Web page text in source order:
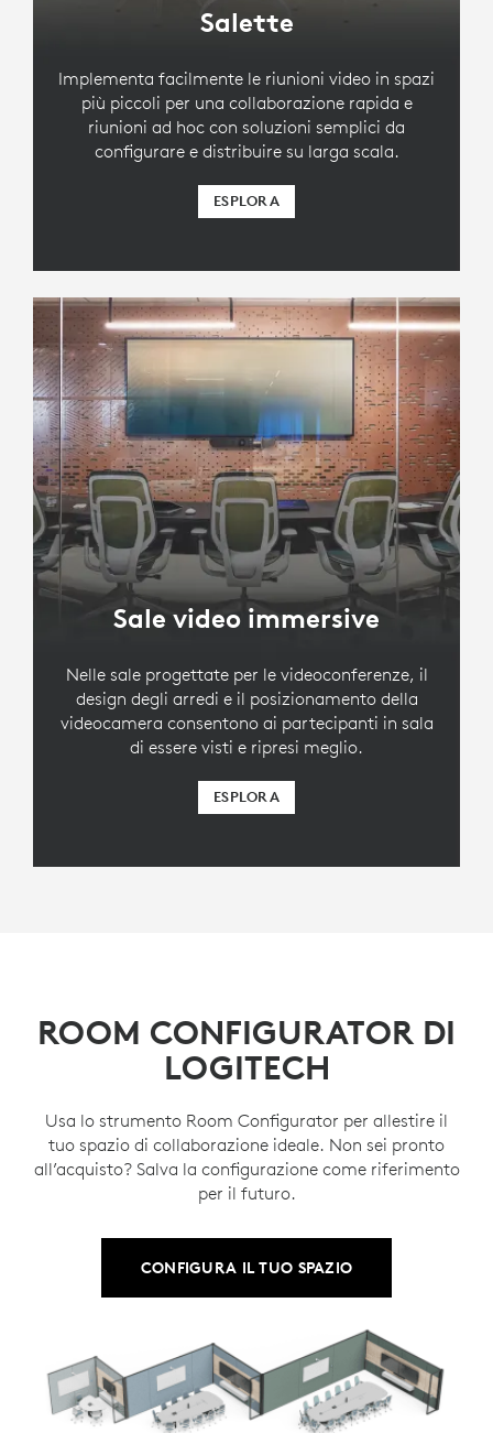
Salette
Implementa facilmente le riunioni video in spazi
più piccoli per una collaborazione rapida e
riunioni ad hoc con soluzioni semplici da
configurare e distribuire su larga scala.
ESPLORA
Sale video immersive
Nelle sale progettate per le videoconferenze, il
design degli arredi e il posizionamento della
videocamera consentono ai partecipanti in sala
di essere visti e ripresi meglio.
ESPLORA
ROOM CONFIGURATOR DI
LOGITECH
Usa lo strumento Room Configurator per allestire il
tuo spazio di collaborazione ideale. Non sei pronto
all’acquisto? Salva la configurazione come riferimento
per il futuro.
CONFIGURA IL TUO SPAZIO